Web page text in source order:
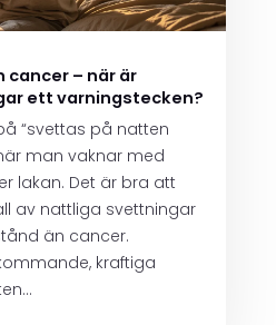
– när är
ett varningstecken?
“svettas på natten
man vaknar med
lakan. Det är bra att
av nattliga svettningar
än cancer.
kraftiga